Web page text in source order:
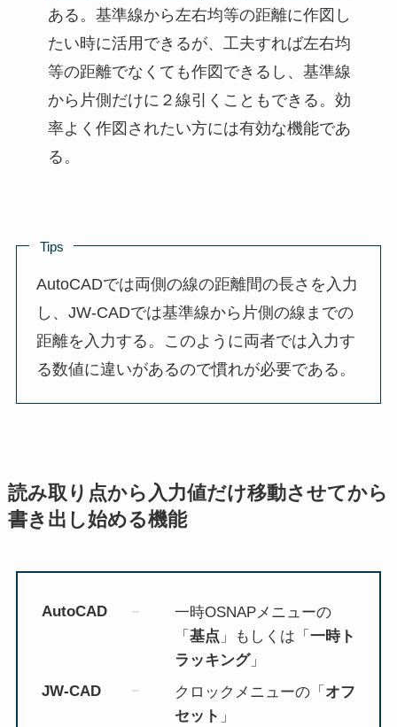
ある。基準線から左右均等の距離に作図し
たい時に活用できるが、工夫すれば左右均
等の距離でなくても作図できるし、基準線
から片側だけに２線引くこともできる。効
率よく作図されたい方には有効な機能であ
る。
Tips
AutoCADでは両側の線の距離間の長さを入力
し、JW-CADでは基準線から片側の線までの
距離を入力する。このように両者では入力す
る数値に違いがあるので慣れが必要である。
読み取り点から入力値だけ移動させてから
書き出し始める機能
AutoCAD
一時OSNAPメニューの
「基点 」もしくは「一時ト
ラッキング」
JW-CAD
クロックメニューの「 オフ
セット 」